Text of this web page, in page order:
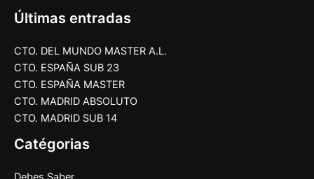
Últimas entradas
CTO. DEL MUNDO MASTER A.L.
CTO. ESPAÑA SUB 23
CTO. ESPAÑA MASTER
CTO. MADRID ABSOLUTO
CTO. MADRID SUB 14
Catégorias